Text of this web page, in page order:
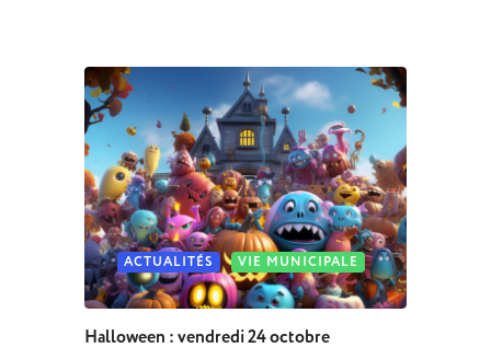
ACTUALITÉS VIE MUNICIPALE
Halloween : vendredi 24 octobre